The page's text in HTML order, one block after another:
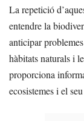
La repetició
entendre la
anticipar
hàbitats naturals i
proporciona
ecosistemes i el